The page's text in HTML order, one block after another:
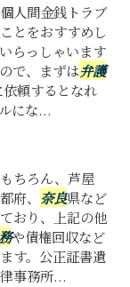
人間金銭トラブ
とをおすすめし
らっしゃいます
で、まずは弁護
依頼するとなれ
にな...
ちろん、芦屋
府、 奈良県など
おり、上記の他
や債権回収など
す。公正証書遺
事務所...